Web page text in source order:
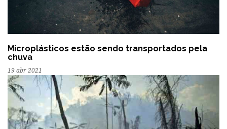
Microplásticos estão sendo transportados pela
chuva
19 abr 2021